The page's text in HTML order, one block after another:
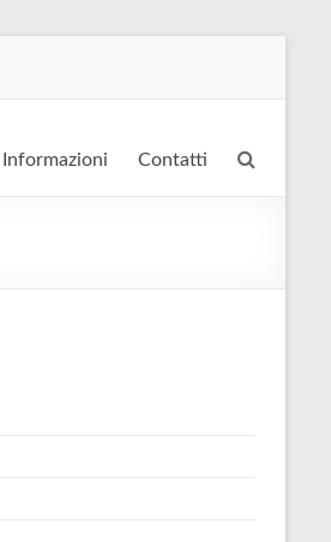
Informazioni Contatti